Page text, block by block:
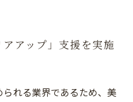
アップ」支援を実施
れる業界であるため、美